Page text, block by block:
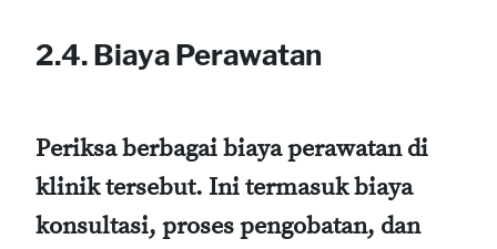
2.4. Biaya Perawatan
Periksa berbagai biaya perawatan di
klinik tersebut. Ini termasuk biaya
konsultasi, proses pengobatan, dan